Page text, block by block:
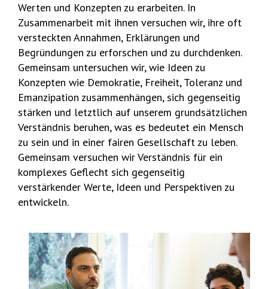
Werten und Konzepten zu erarbeiten. In
Zusammenarbeit mit ihnen versuchen wir, ihre oft
versteckten Annahmen, Erklärungen und
Begründungen zu erforschen und zu durchdenken.
Gemeinsam untersuchen wir, wie Ideen zu
Konzepten wie Demokratie, Freiheit, Toleranz und
Emanzipation zusammenhängen, sich gegenseitig
stärken und letztlich auf unserem grundsätzlichen
Verständnis beruhen, was es bedeutet ein Mensch
zu sein und in einer fairen Gesellschaft zu leben.
Gemeinsam versuchen wir Verständnis für ein
komplexes Geflecht sich gegenseitig
verstärkender Werte, Ideen und Perspektiven zu
entwickeln.